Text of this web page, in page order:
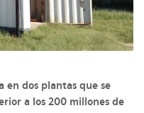
en dos plantas que se
a los 200 millones de